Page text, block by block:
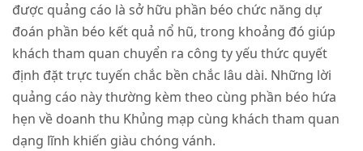
được quảng cáo là sở hữu phần béo chức năng dự
đoán phần béo kết quả nổ hũ, trong khoảng đó giúp
khách tham quan chuyển ra công ty yếu thức quyết
định đặt trực tuyến chắc bền chắc lâu dài. Những lời
quảng cáo này thường kèm theo cùng phần béo hứa
hẹn về doanh thu Khủng mạp cùng khách tham quan
dạng lĩnh khiến giàu chóng vánh.